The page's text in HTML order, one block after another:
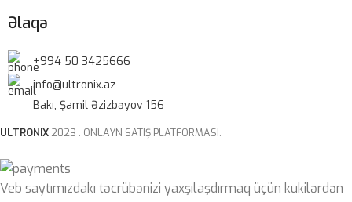
Əlaqə
+994 50 3425666
info@ultronix.az
Bakı, Şamil Əzizbəyov 156
ULTRONIX 2023 . ONLAYN SATIŞ PLATFORMASI.
Veb saytımızdakı təcrübənizi yaxşılaşdırmaq üçün kukilərdən